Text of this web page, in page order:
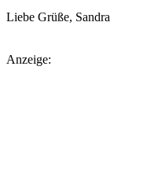
Liebe Grüße, Sandra
Anzeige: